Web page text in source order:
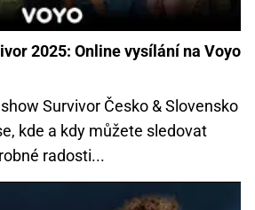
2025: Online vysílání na Voyo
Survivor Česko & Slovensko
kde a kdy můžete sledovat
radosti...